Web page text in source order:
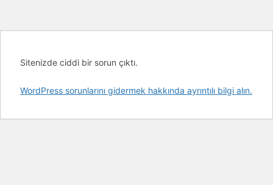
Sitenizde ciddi bir sorun çıktı.
WordPress sorunlarını gidermek hakkında ayrıntılı bilgi alın.